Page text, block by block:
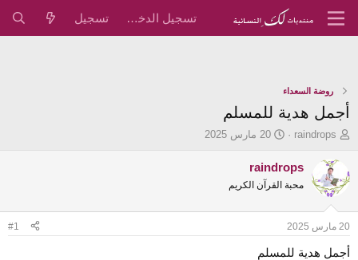
تسجيل الدخول تسجيل
روضة السعداء
أجمل هدية للمسلم
ب
د
ئ
ا
و
ض
raindrops
ت
ر
خ
ب
د
20 مارس 2025
raindrops
محبة القرآن الكريم
20 مارس 2025 #1
أجمل هدية للمسلم